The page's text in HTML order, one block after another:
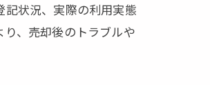
記状況、実際の利用実態
、売却後のトラブルや